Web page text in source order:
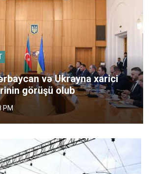
və Ukrayna xarici
görüşü olub
PM